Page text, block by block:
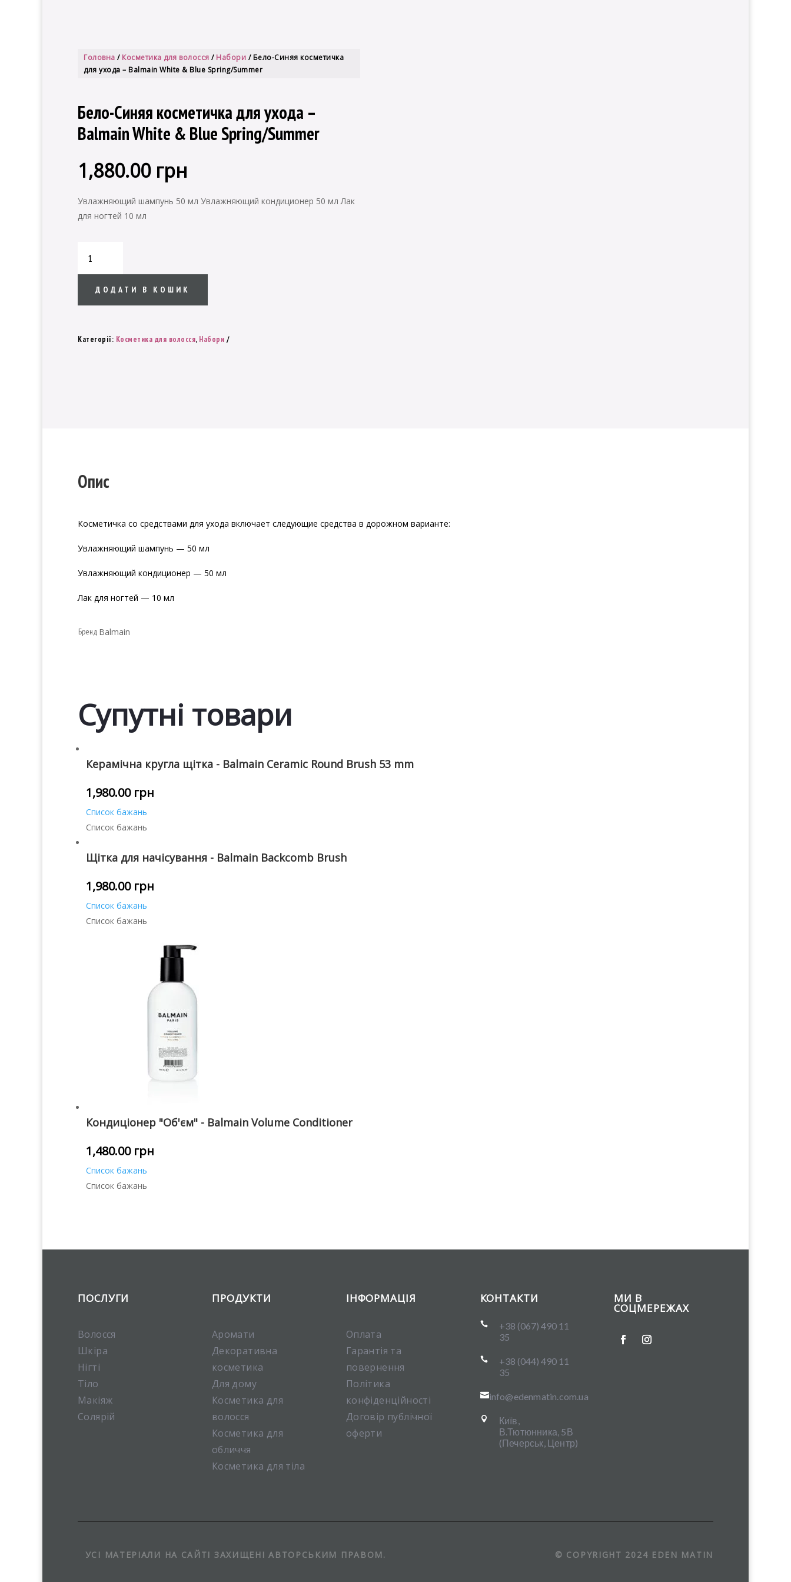
Головна / Косметика для волосся / Набори / Бело-Синяя косметичка
для ухода – Balmain White & Blue Spring/Summer
Бело-Синяя косметичка для ухода –
Balmain White & Blue Spring/Summer
1,880.00 грн
Увлажняющий шампунь 50 мл Увлажняющий кондиционер 50 мл Лак
для ногтей 10 мл
Синяя
косметичка
White
ДОДАТИ В КОШИК
Категорії: Косметика для волосся, Набори
Опис
Косметичка со средствами для ухода включает следующие средства в дорожном варианте:
Увлажняющий шампунь — 50 мл
Увлажняющий кондиционер — 50 мл
Лак для ногтей — 10 мл
Бренд Balmain
Супутні товари
Керамічна кругла щітка - Balmain Ceramic Round Brush 53 mm
1,980.00 грн
Список бажань
Список бажань
Щітка для начісування - Balmain Backcomb Brush
1,980.00 грн
Список бажань
Список бажань
Кондиціонер "Об'єм" - Balmain Volume Conditioner
1,480.00 грн
Список бажань
Список бажань
ПОСЛУГИ
Волосся
Шкіра
Нігті
Тіло
Макіяж
Солярій
ПРОДУКТИ
Аромати
Декоративна
косметика
Для дому
Косметика для
волосся
Косметика для
обличчя
Косметика для тіла
ІНФОРМАЦІЯ
Оплата
Гарантія та
повернення
Політика
конфіденційності
Договір публічної
оферти
КОНТАКТИ

+38 (067) 490 11
35

+38 (044) 490 11
35
info@edenmatin.com.ua

Київ,
В.Тютюнника, 5В
(Печерськ, Центр)
МИ В
СОЦМЕРЕЖАХ
УСІ МАТЕРІАЛИ НА САЙТІ ЗАХИЩЕНІ АВТОРСЬКИМ ПРАВОМ. © COPYRIGHT 2024 EDEN MATIN